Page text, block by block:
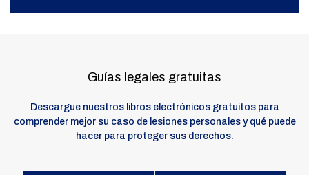
Guías legales gratuitas
Descargue nuestros libros electrónicos gratuitos para
comprender mejor su caso de lesiones personales y qué puede
hacer para proteger sus derechos.